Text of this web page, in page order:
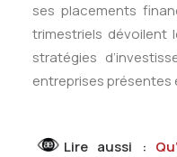
ses placements
trimestriels dévoilent
stratégies
entreprises présentes
Lire aussi :